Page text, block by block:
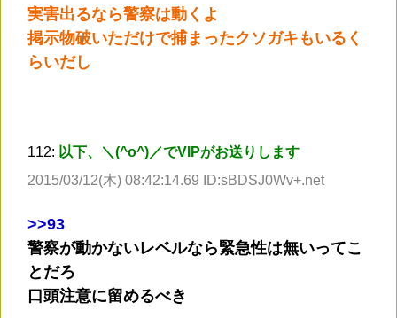
実害出るなら警察は動くよ
掲示物破いただけで捕まったクソガキもいるく
らいだし
112: 以下、＼(^o^)／でVIPがお送りします
2015/03/12(木) 08:42:14.69 ID:sBDSJ0Wv+.net
>>93
警察が動かないレベルなら緊急性は無いってこ
とだろ
口頭注意に留めるべき